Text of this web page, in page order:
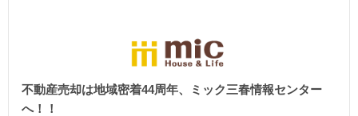
不動産売却は地域密着44周年、ミック三春情報センター
へ！！
不動産の売却・一括査定
家査定シミュレーター